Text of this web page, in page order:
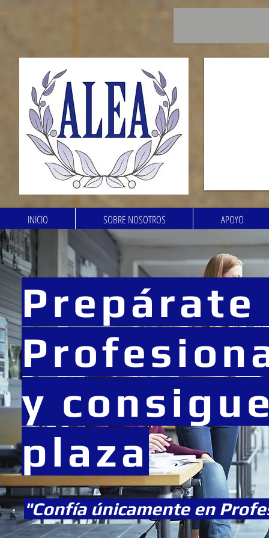
INICIO SOBRE NOSOTROS APOYO
Academia Oviedo. Academia Gijón
Prepárate
y
plaza
"Confía únicamente en